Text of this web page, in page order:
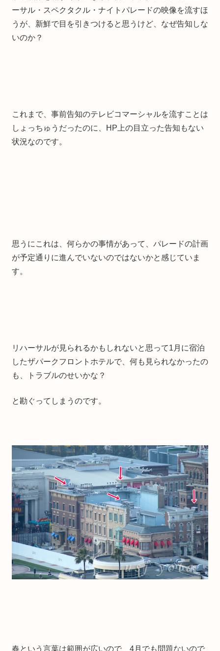
ーサル・スペクタクル・ナイトパレードの映像を流すほ
うが、新鮮で目を引きつけると思うけど、なぜ告知しな
いのか？
これまで、事前告知のテレビコマーシャルを流すことは
しょっちゅうだったのに、HP上の目立った告知もない
状況なのです。
思うにこれは、何らかの事情があって、パレードの計画
が予定通りに進んでいないのではないかと感じていま
す。
リハーサルが見られるかもしれないと思って1月に宿泊
したザパークフロントホテルで、何も見られなかったの
も、トラブルのせいかな？
と勘ぐってしまうのです。
春という言葉は範囲が広いので、4月でも問題ないので